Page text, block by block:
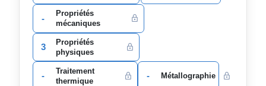
-
Propriétés
mécaniques
3
Propriétés
physiques
-
Traitement
thermique
- Métallographie